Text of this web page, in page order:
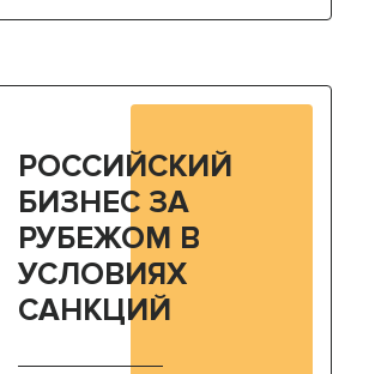
РОССИЙСКИЙ
БИЗНЕС ЗА
РУБЕЖОМ В
УСЛОВИЯХ
САНКЦИЙ